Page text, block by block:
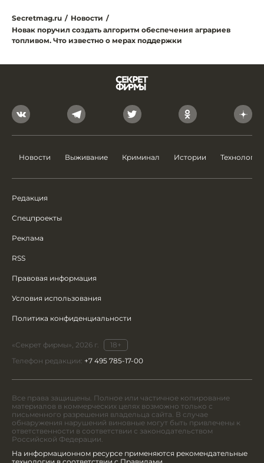
Secretmag.ru / Новости /
Новак поручил создать алгоритм обеспечения аграриев
топливом. Что известно о мерах поддержки
Новости Выживание Криминал Истории Технологии
Редакция
Спецпроекты
Реклама
RSS
Правовая информация
Условия использования
Политика конфиденциальности
«Секрет фирмы», 2026 г.
18+
Телефон редакции: +7 495 785-17-00
Все права защищены. Полное или частичное копирование
материалов в коммерческих целях возможно только с
письменного разрешения владельца сайта. В случае
обнаружения нарушений виновные могут быть привлечены к
ответственности в соответствии с законодательством
Российской Федерации.
На информационном ресурсе применяются рекомендательные